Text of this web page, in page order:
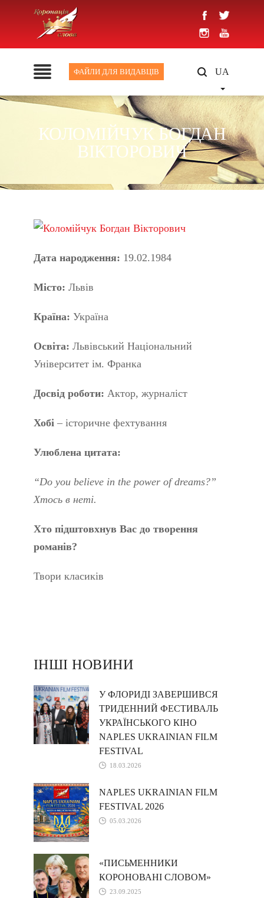
ФАЙЛИ ДЛЯ ВИДАВЦІВ UA
КОЛОМІЙЧУК БОГДАН
ВІКТОРОВИЧ
Дата народження: 19.02.1984
Місто: Львів
Країна: Україна
Освіта: Львівський Національний
Університет ім. Франка
Досвід роботи: Актор, журналіст
Хобі– історичне фехтування
Улюблена цитата:
“Do you believe in the power of dreams?”
Хтось в неті.
Хто підштовхнув Вас до творення
романів?
Твори класиків
ІНШІ НОВИНИ
У ФЛОРИДІ ЗАВЕРШИВСЯ
ТРИДЕННИЙ ФЕСТИВАЛЬ
УКРАЇНСЬКОГО КІНО
NAPLES UKRAINIAN FILM
FESTIVAL
18.03.2026
NAPLES UKRAINIAN FILM
FESTIVAL 2026
05.03.2026
«ПИСЬМЕННИКИ
КОРОНОВАНІ СЛОВОМ»
23.09.2025